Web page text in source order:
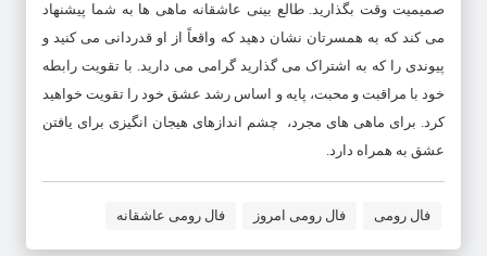
صمیمیت وقت بگذارید. طالع بینی عاشقانه ماهی ها به شما پیشنهاد
می کند که به همسرتان نشان دهید که واقعاً از او قدردانی می کنید و
پیوندی را که به اشتراک می گذارید گرامی می دارید. با تقویت رابطه
خود با مراقبت و محبت، پایه و اساس رشد عشق خود را تقویت خواهید
کرد. برای ماهی های مجرد، چشم اندازهای هیجان انگیزی برای یافتن
عشق به همراه دارد.
فال رومی فال رومی امروز فال رومی عاشقانه